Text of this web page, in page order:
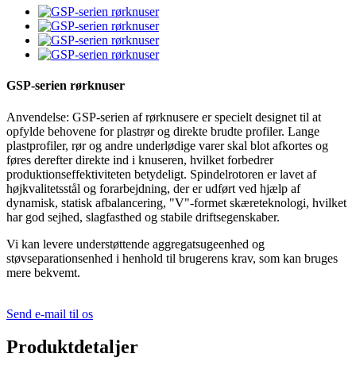
GSP-serien rørknuser
Anvendelse: GSP-serien af rørknusere er specielt designet til at
opfylde behovene for plastrør og direkte brudte profiler. Lange
plastprofiler, rør og andre underlødige varer skal blot afkortes og
føres derefter direkte ind i knuseren, hvilket forbedrer
produktionseffektiviteten betydeligt. Spindelrotoren er lavet af
højkvalitetsstål og forarbejdning, der er udført ved hjælp af
dynamisk, statisk afbalancering, "V"-formet skæreteknologi, hvilket
har god sejhed, slagfasthed og stabile driftsegenskaber.
Vi kan levere understøttende aggregatsugeenhed og
støvseparationsenhed i henhold til brugerens krav, som kan bruges
mere bekvemt.
Send e-mail til os
Produktdetaljer